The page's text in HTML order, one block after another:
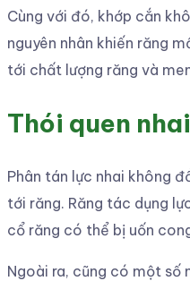
Cùng với đó, khớp cắn
nguyên nhân khiến răng
tới chất lượng răng và
Thói quen
Phân tán lực nhai không
tới răng. Răng tác dụng
cổ răng có thể bị uốn
Ngoài ra, cũng có một số